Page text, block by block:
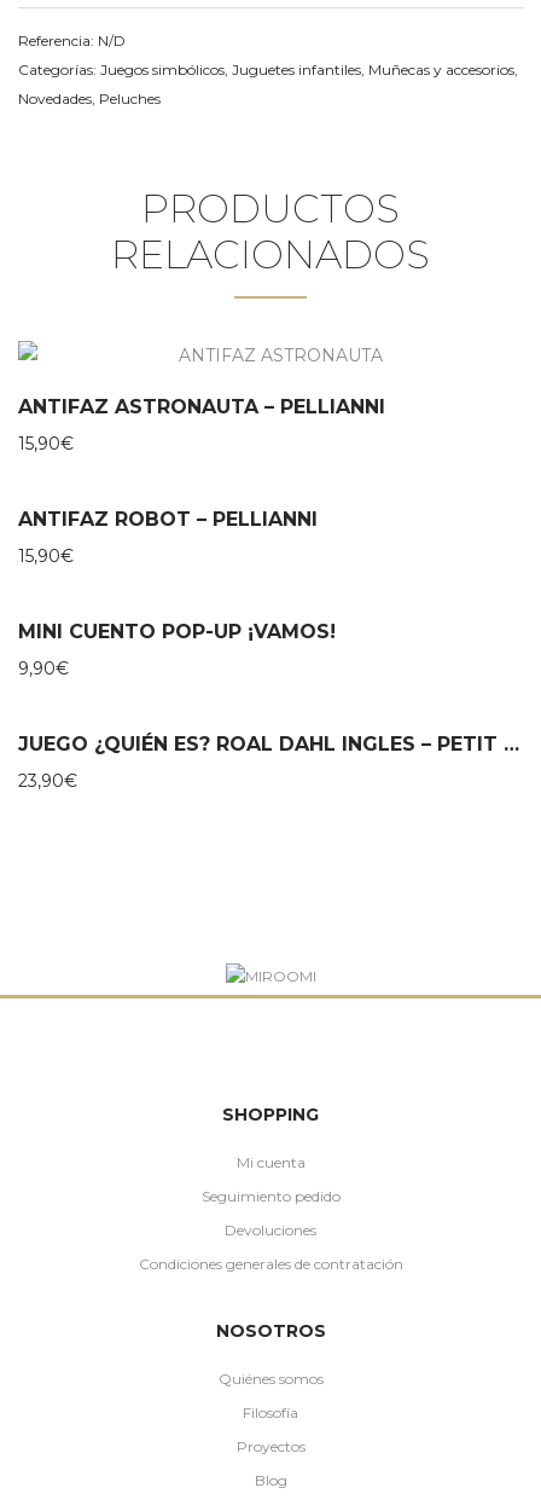
Referencia: N/D
Categorías: Juegos simbólicos Juguetes infantiles Muñecas y accesorios
Novedades Peluches
PRODUCTOS
RELACIONADOS
ANTIFAZ ASTRONAUTA – PELLIANNI
15,90€
ANTIFAZ ROBOT – PELLIANNI
15,90€
MINI CUENTO POP-UP ¡VAMOS!
9,90€
JUEGO ¿QUIÉN ES? ROAL DAHL INGLES – PETIT COLLAGE
23,90€
SHOPPING
Mi cuenta
Seguimiento pedido
Devoluciones
Condiciones generales de contratación
NOSOTROS
Quiénes somos
Filosofía
Proyectos
Blog